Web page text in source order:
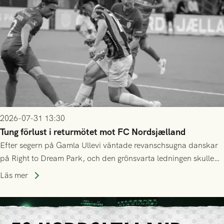
2026-07-31 13:30
Tung förlust i returmötet mot FC Nordsjælland
Efter segern på Gamla Ullevi väntade revanschsugna danskar
på Right to Dream Park, och den grönsvarta ledningen skulle
upphöra efter mindre än kvarten spelad. På lika mark visade
tennissiffror och det grönsvarta europaäventyret tog slut.
Läs mer